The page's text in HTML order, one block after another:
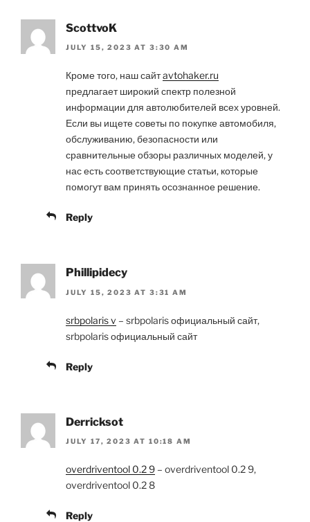
ScottvoK
JULY 15, 2023 AT 3:30 AM
Кроме того, наш сайтavtohaker.ru
предлагает широкий спектр полезной
информации для автолюбителей всех уровней.
Если вы ищете советы по покупке автомобиля,
обслуживанию, безопасности или
сравнительные обзоры различных моделей, у
нас есть соответствующие статьи, которые
помогут вам принять осознанное решение.
Reply
Phillipidecy
JULY 15, 2023 AT 3:31 AM
srbpolaris v – srbpolaris официальный сайт,
srbpolaris официальный сайт
Reply
Derricksot
JULY 17, 2023 AT 10:18 AM
overdriventool 0.2 9 – overdriventool 0.2 9,
overdriventool 0.2 8
Reply